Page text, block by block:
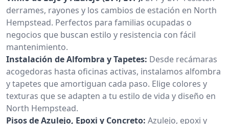
derrames, rayones y los cambios de estación en North
Hempstead. Perfectos para familias ocupadas o
negocios que buscan estilo y resistencia con fácil
mantenimiento.
Instalación de Alfombra y Tapetes: Desde recámaras
acogedoras hasta oficinas activas, instalamos alfombra
y tapetes que amortiguan cada paso. Elige colores y
texturas que se adapten a tu estilo de vida y diseño en
North Hempstead.
Pisos de Azulejo, Epoxi y Concreto: Azulejo, epoxi y